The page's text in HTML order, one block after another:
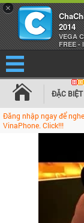
×
2014
VEGA
FREE -
ĐẶC BIỆT
Đăng nhập ngay để
VinaPhone. Click!!!